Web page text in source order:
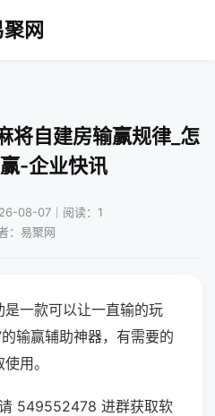
网
将自建房输赢规律_怎
-企业快讯
08-07｜阅读：1
：易聚网
一款可以让一直输的玩
输赢辅助神器，有需要的
用。
549552478 进群获取软